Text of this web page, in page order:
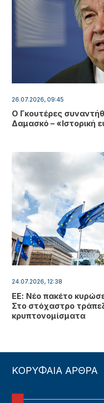
26.07.2026, 09:45
Ο Γκουτέρες
Δαμασκό – «Ιστορική
24.07.2026, 12:38
ΕΕ: Νέο πακέτο
Στο στόχαστρο
κρυπτονομίσματα
ΚΟΡΥΦΑΙΑ ΑΡΘΡΑ